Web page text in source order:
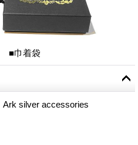
■巾着袋
silver accessories